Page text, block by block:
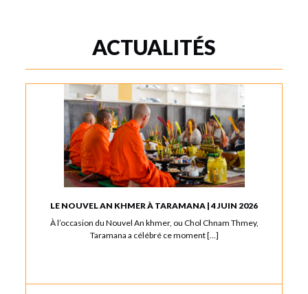
ACTUALITÉS
LE NOUVEL AN KHMER À TARAMANA | 4 JUIN 2026
À l’occasion du Nouvel An khmer, ou Chol Chnam Thmey,
Taramana a célébré ce moment […]